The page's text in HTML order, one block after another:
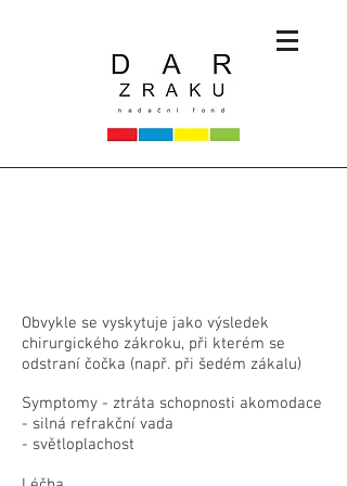
Obvykle se vyskytuje jako výsledek
chirurgického zákroku, při kterém se
odstraní čočka (např. při šedém zákalu)
Symptomy - ztráta schopnosti akomodace
- silná refrakční vada
- světloplachost